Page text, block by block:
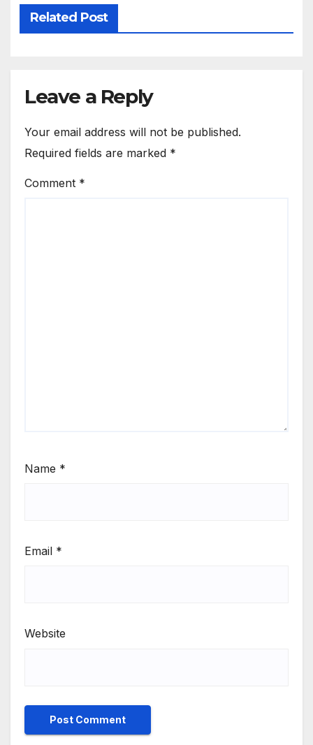
Related Post
Leave a Reply
Your email address will not be published.
Required fields are marked *
Comment *
Name *
Email *
Website